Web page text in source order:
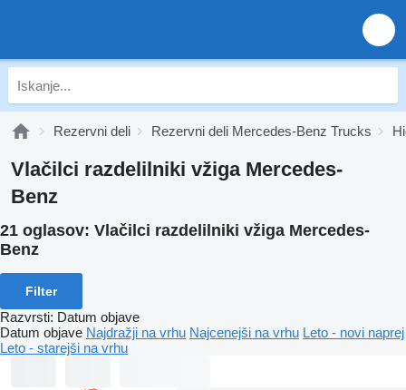
Rezervni deli Rezervni deli Mercedes-Benz Trucks
Vlačilci razdelilniki vžiga Mercedes-
Benz
21 oglasov: Vlačilci razdelilniki vžiga Mercedes-
Benz
Filter
Razvrsti: Datum objave
Datum objave Najdražji na vrhu Najcenejši na vrhu Leto - novi naprej
Leto - starejši na vrhu